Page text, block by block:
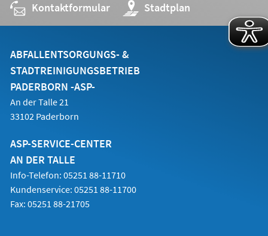
Kontaktformular Stadtplan
(Öffnet
in
einem
Tab)
ABFALLENTSORGUNGS- &
STADTREINIGUNGSBETRIEB
PADERBORN -ASP-
An der Talle 21
33102 Paderborn
ASP-SERVICE-CENTER
AN DER TALLE
Info-Telefon: 05251 88-11710
Kundenservice: 05251 88-11700
Fax: 05251 88-21705